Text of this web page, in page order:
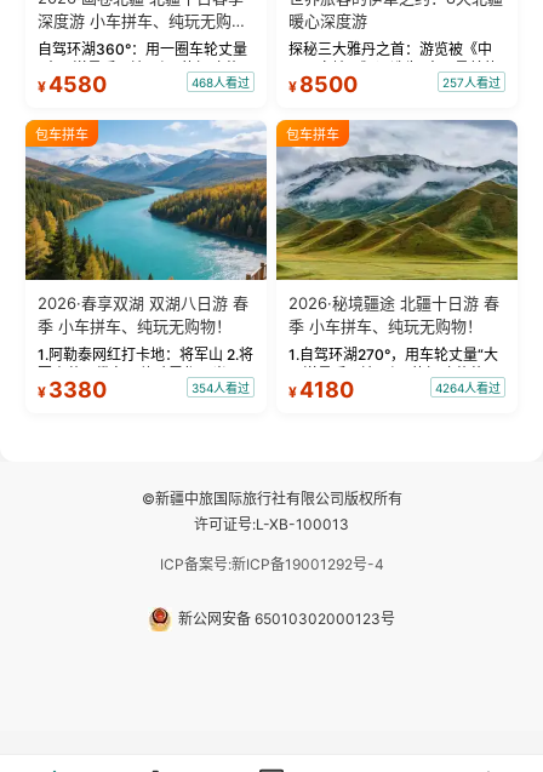
深度游 小车拼车、纯玩无购
物！
自驾环湖360°：用一圈车轮丈量
“大西洋最后一滴眼泪”的极致蔚
蓝。 赛湖旅拍：甄选多款风格服
绝美瞬间。 赛湖坦克300跟车视
频：专业摄影师...
¥4580 468人看过
暖心深度游
探秘三大雅丹之首：游览被《中
国国家地理》评选为“中国最美的
三大雅丹”第一名的克拉玛依魔鬼
瓦人最大村落——禾木村，欣赏
晨雾与小木...
¥ 8500 257人看过
包车拼车
2026·春享双湖 双湖八日游 春
季 小车拼车、纯玩无购物！
1.阿勒泰网红打卡地：将军山 2.将
军山落日缆车，体验雪都风光 3.
将军山，夕阳派对，蹦迪party 4.
¥ 3380 354人看过
包车拼车
2026·秘境疆途 北疆十日游 春
季 小车拼车、纯玩无购物！
1.自驾环湖270°，用车轮丈量“大
西洋最后一滴眼泪”的极致蔚蓝，
让雪山、花海与深邃湖水在转弯
¥4180 4264人看过
©新疆中旅国际旅行社有限公司版权所有
许可证号:L-XB-100013
ICP备案号:新ICP备19001292号-4
新公网安备 65010302000123号